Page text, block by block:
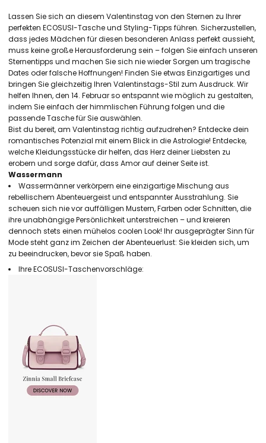
Lassen Sie sich an diesem Valentinstag von den Sternen zu Ihrer
perfekten ECOSUSI-Tasche und Styling-Tipps führen. Sicherzustellen,
dass jedes Mädchen für diesen besonderen Anlass perfekt aussieht,
muss keine große Herausforderung sein – folgen Sie einfach unseren
Sternentipps und machen Sie sich nie wieder Sorgen um tragische
Dates oder falsche Hoffnungen! Finden Sie etwas Einzigartiges und
bringen Sie gleichzeitig Ihren Valentinstags-Stil zum Ausdruck. Wir
helfen Ihnen, den 14. Februar so entspannt wie möglich zu gestalten,
indem Sie einfach der himmlischen Führung folgen und die
passende Tasche für Sie auswählen.
Bist du bereit, am Valentinstag richtig aufzudrehen? Entdecke dein
romantisches Potenzial mit einem Blick in die Astrologie! Entdecke,
welche Kleidungsstücke dir helfen, das Herz deiner Liebsten zu
erobern und sorge dafür, dass Amor auf deiner Seite ist.
Wassermann
Wassermänner verkörpern eine einzigartige Mischung aus
rebellischem Abenteuergeist und entspannter Ausstrahlung. Sie
scheuen sich nie vor auffälligen Mustern, Farben oder Schnitten, die
ihre unabhängige Persönlichkeit unterstreichen – und kreieren
dennoch stets einen mühelos coolen Look! Ihr ausgeprägter Sinn für
Mode steht ganz im Zeichen der Abenteuerlust: Sie kleiden sich, um
zu beeindrucken, bevor sie Spaß haben.
Ihre ECOSUSI-Taschenvorschläge: